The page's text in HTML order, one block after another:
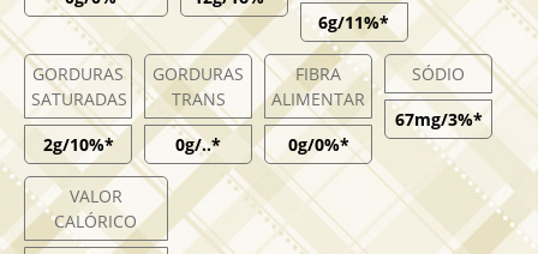
6g/11%*
GORDURAS
SATURADAS
2g/10%*
GORDURAS
TRANS
0g/..*
FIBRA
ALIMENTAR
0g/0%*
SÓDIO
67mg/3%*
VALOR
CALÓRICO